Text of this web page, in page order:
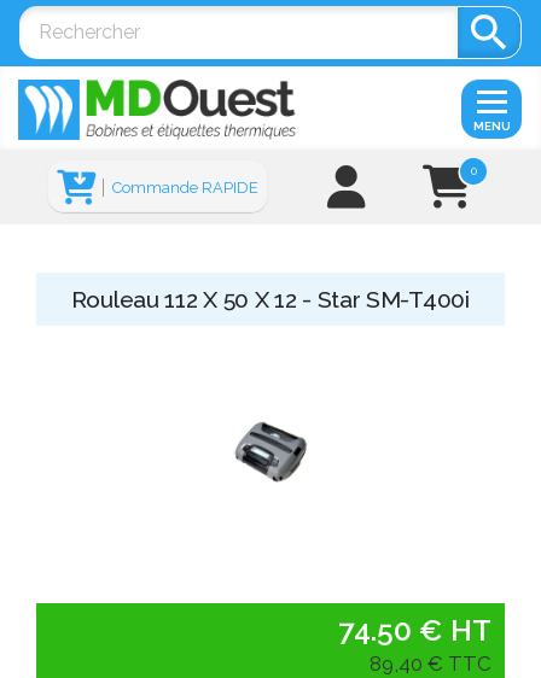

0
Commande RAPIDE
MENU
Rouleau 112 X 50 X 12 - Star SM-T400i
74.50 € HT
89,40 € TTC